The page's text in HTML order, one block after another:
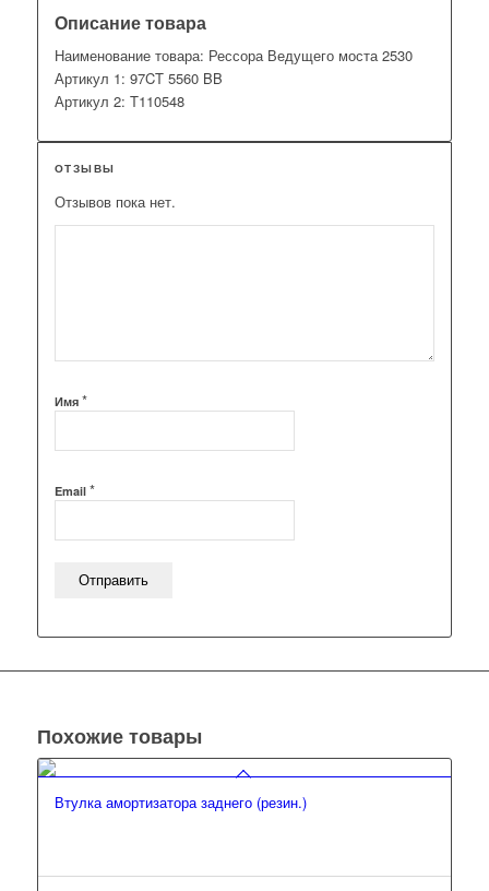
Описание товара
Наименование товара: Рессора Ведущего моста 2530
Артикул 1: 97CT 5560 BB
Артикул 2: T110548
ОТЗЫВЫ
Отзывов пока нет.
Имя *
Email *
Похожие товары
Втулка амортизатора заднего (резин.)